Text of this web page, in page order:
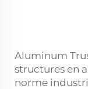
Aluminum
structures en
norme